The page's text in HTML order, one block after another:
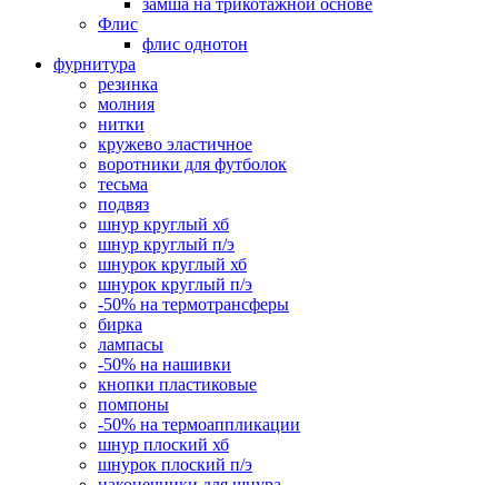
замша на трикотажной основе
Флис
флис однотон
фурнитура
резинка
молния
нитки
кружево эластичное
воротники для футболок
тесьма
подвяз
шнур круглый хб
шнур круглый п/э
шнурок круглый хб
шнурок круглый п/э
-50% на термотрансферы
бирка
лампасы
-50% на нашивки
кнопки пластиковые
помпоны
-50% на термоаппликации
шнур плоский хб
шнурок плоский п/э